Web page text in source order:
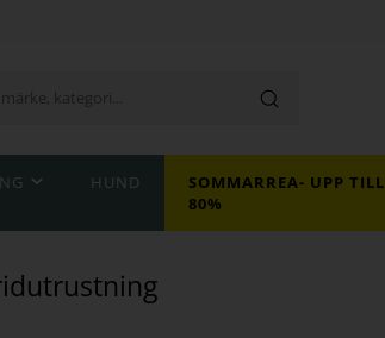
HUND
SOMMARREA- UPP TILL
80%